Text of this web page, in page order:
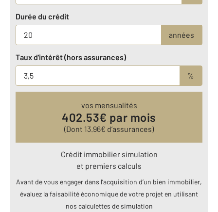
Durée du crédit
années
Taux d'intérêt (hors assurances)
%
vos mensualités
402.53€ par mois
(Dont 13.96€ d’assurances)
Crédit immobilier simulation
et premiers calculs
Avant de vous engager dans l’acquisition d’un bien immobilier,
évaluez la faisabilité économique de votre projet en utilisant
nos calculettes de simulation